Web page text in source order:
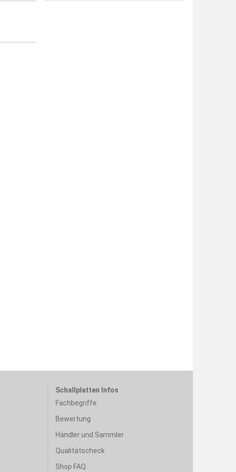
Schallplatten Infos
Fachbegriffe
Bewertung
Händler und Sammler
Qualitätscheck
Shop FAQ